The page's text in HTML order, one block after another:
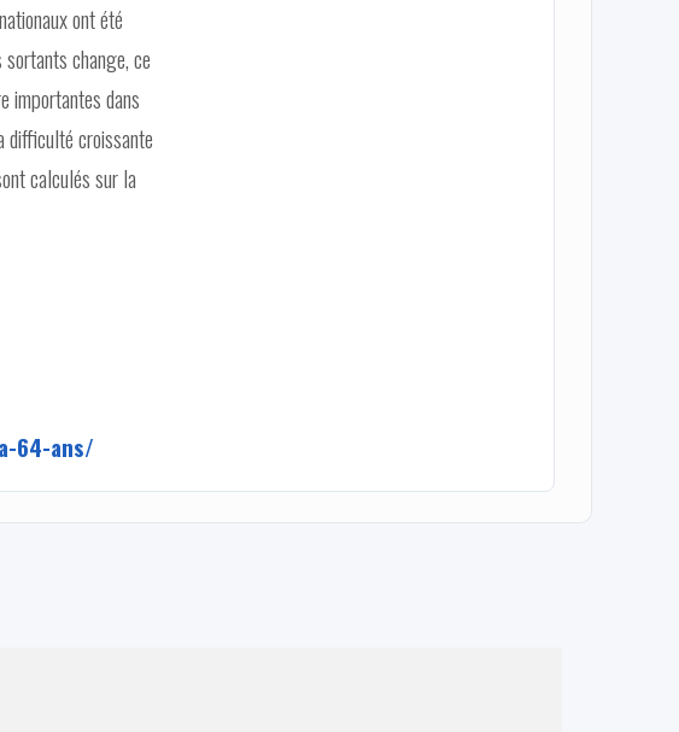
ont été
change, ce
importantes dans
difficulté croissante
calculés sur la
64-ans/